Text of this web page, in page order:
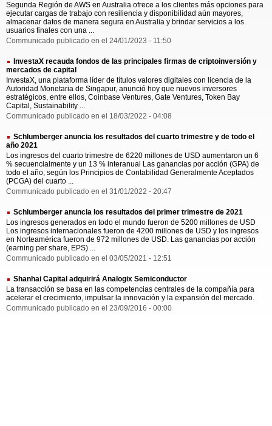
Segunda Región de AWS en Australia ofrece a los clientes más opciones para
ejecutar cargas de trabajo con resiliencia y disponibilidad aún mayores,
almacenar datos de manera segura en Australia y brindar servicios a los
usuarios finales con una ...
Communicado publicado en el 24/01/2023 - 11:50
InvestaX recauda fondos de las principales firmas de criptoinversión y
mercados de capital
InvestaX, una plataforma líder de títulos valores digitales con licencia de la
Autoridad Monetaria de Singapur, anunció hoy que nuevos inversores
estratégicos, entre ellos, Coinbase Ventures, Gate Ventures, Token Bay
Capital, Sustainability ...
Communicado publicado en el 18/03/2022 - 04:08
Schlumberger anuncia los resultados del cuarto trimestre y de todo el
año 2021
Los ingresos del cuarto trimestre de 6220 millones de USD aumentaron un 6
% secuencialmente y un 13 % interanual Las ganancias por acción (GPA) de
todo el año, según los Principios de Contabilidad Generalmente Aceptados
(PCGA) del cuarto ...
Communicado publicado en el 31/01/2022 - 20:47
Schlumberger anuncia los resultados del primer trimestre de 2021
Los ingresos generados en todo el mundo fueron de 5200 millones de USD
Los ingresos internacionales fueron de 4200 millones de USD y los ingresos
en Norteamérica fueron de 972 millones de USD. Las ganancias por acción
(earning per share, EPS) ...
Communicado publicado en el 03/05/2021 - 12:51
Shanhai Capital adquirirá Analogix Semiconductor
La transacción se basa en las competencias centrales de la compañía para
acelerar el crecimiento, impulsar la innovación y la expansión del mercado.
Communicado publicado en el 23/09/2016 - 00:00